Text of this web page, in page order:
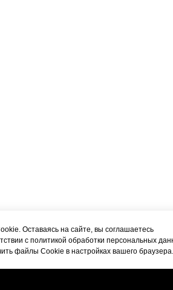
Оставаясь на сайте, вы соглашаетесь
с политикой обработки персональных
файлы Cookie в настройках вашего браузера.